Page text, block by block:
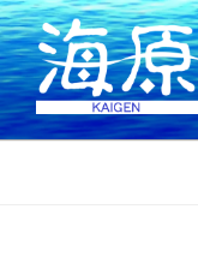
コ
ン
テ
ン
ツ